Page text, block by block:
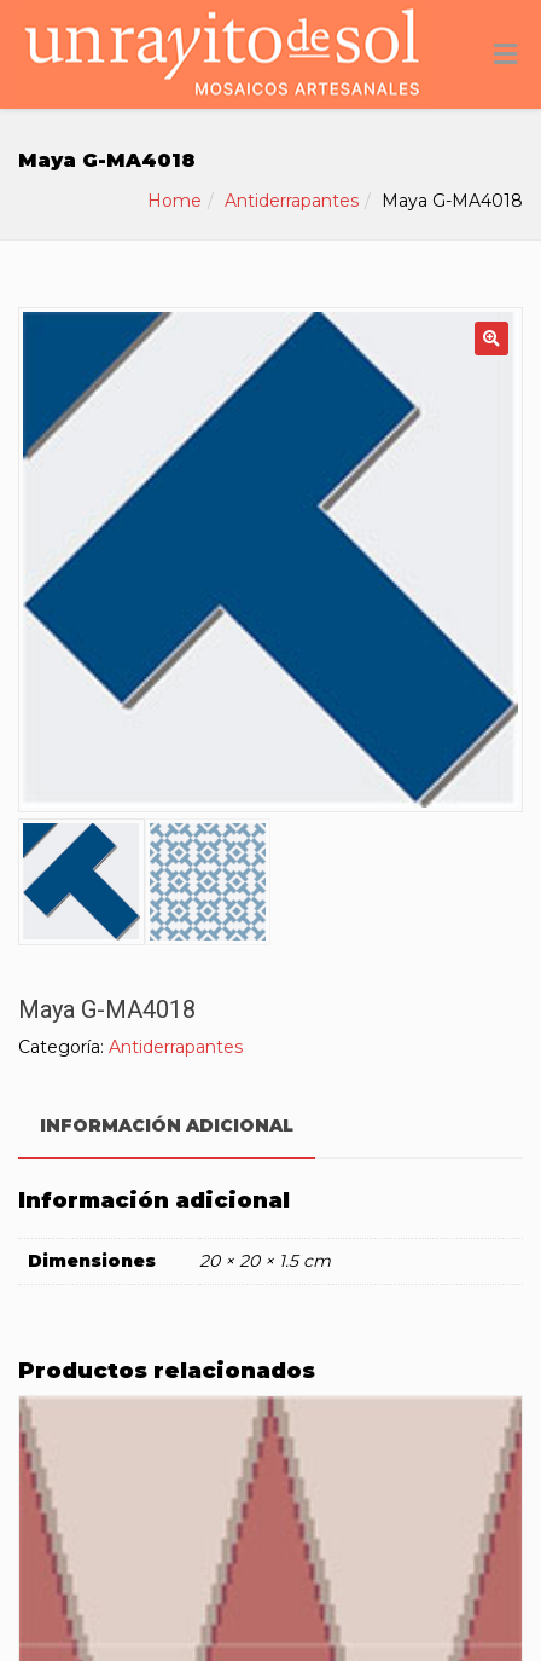
Maya G-MA4018
Home Antiderrapantes Maya G-MA4018
Maya G-MA4018
Categoría: Antiderrapantes
INFORMACIÓN ADICIONAL
Información adicional
Dimensiones 20 × 20 × 1.5 cm
Productos relacionados